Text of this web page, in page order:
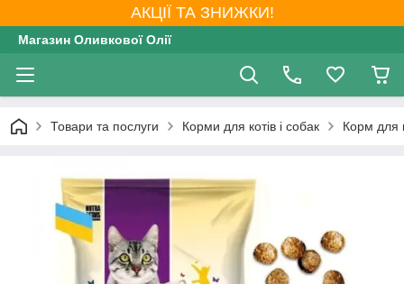
АКЦІЇ ТА ЗНИЖКИ!
Магазин Оливкової Олії
Товари та послуги Корми для котів і собак Корм для